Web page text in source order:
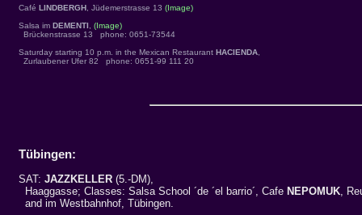
Café LINDBERGH , Jüdemerstrasse 13 (Image)
Salsa im DEMENTI
(Image)
Brückenstrasse 13 phone: 0651-73544
Saturday starting 10 p.m. in the Mexican Restaurant HACIENDA
Zurlaubener Ufer 82 phone: 0651-99 111 20
Tübingen:
SAT: JAZZKELLER (5.-DM),
Haaggasse; Classes: Salsa School ´de ´el barrio´, Cafe NEPOMUK,
and im Westbahnhof, Tübingen.